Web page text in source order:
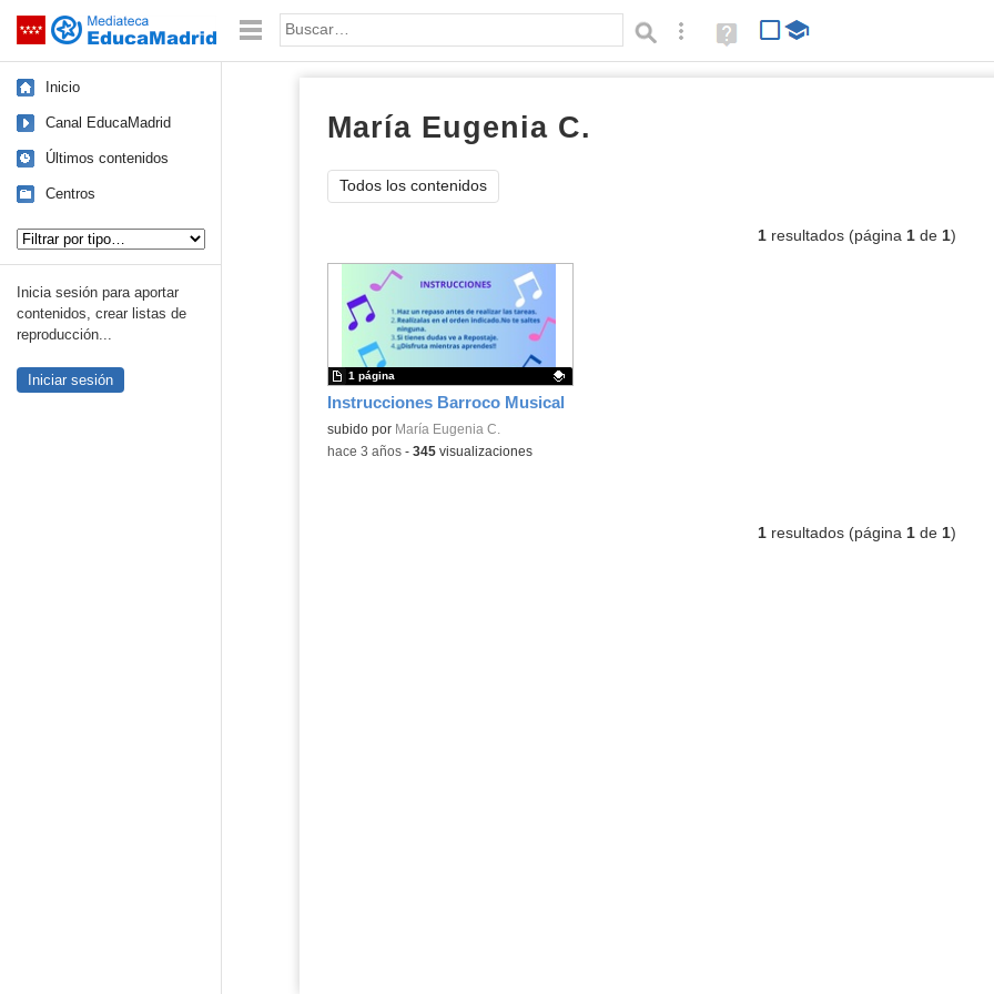
Saltar navegación Palabra o frase: Búsqueda avanzada
Ayuda
(en
Inicio
Canal EducaMadrid
Últimos contenidos
Centros
Inicia sesión para aportar
contenidos, crear listas de
reproducción...
Iniciar sesión
María Eugenia C.
Todos los contenidos
1resultados (página 1de 1)
Instrucciones Barroco Musical
Contenido educativo.
subido por María Eugenia C.
1 página
-hace 3 años- 345visualizaciones
1resultados (página 1de 1)